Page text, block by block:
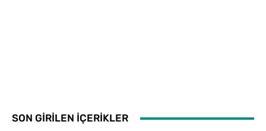
SON GİRİLEN İÇERİKLER